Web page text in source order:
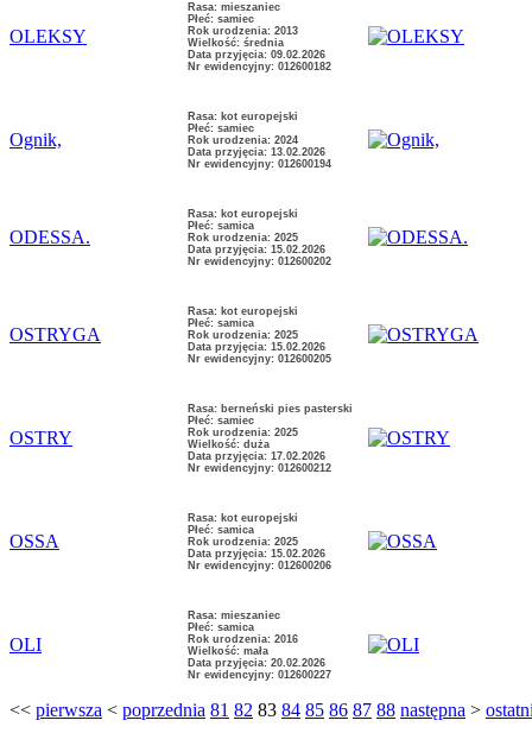
OLEKSY
Rasa: mieszaniec
Płeć: samiec
Rok urodzenia: 2013
Wielkość: średnia
Data przyjęcia: 09.02.2026
Nr ewidencyjny: 012600182
Ognik,
Rasa: kot europejski
Płeć: samiec
Rok urodzenia: 2024
Data przyjęcia: 13.02.2026
Nr ewidencyjny: 012600194
ODESSA.
Rasa: kot europejski
Płeć: samica
Rok urodzenia: 2025
Data przyjęcia: 15.02.2026
Nr ewidencyjny: 012600202
OSTRYGA
Rasa: kot europejski
Płeć: samica
Rok urodzenia: 2025
Data przyjęcia: 15.02.2026
Nr ewidencyjny: 012600205
OSTRY
Rasa: berneński pies pasterski
Płeć: samiec
Rok urodzenia: 2025
Wielkość: duża
Data przyjęcia: 17.02.2026
Nr ewidencyjny: 012600212
OSSA
Rasa: kot europejski
Płeć: samica
Rok urodzenia: 2025
Data przyjęcia: 15.02.2026
Nr ewidencyjny: 012600206
OLI
Rasa: mieszaniec
Płeć: samica
Rok urodzenia: 2016
Wielkość: mała
Data przyjęcia: 20.02.2026
Nr ewidencyjny: 012600227
<< pierwsza < poprzednia 81 82 83 84 85 86 87 88 następna >